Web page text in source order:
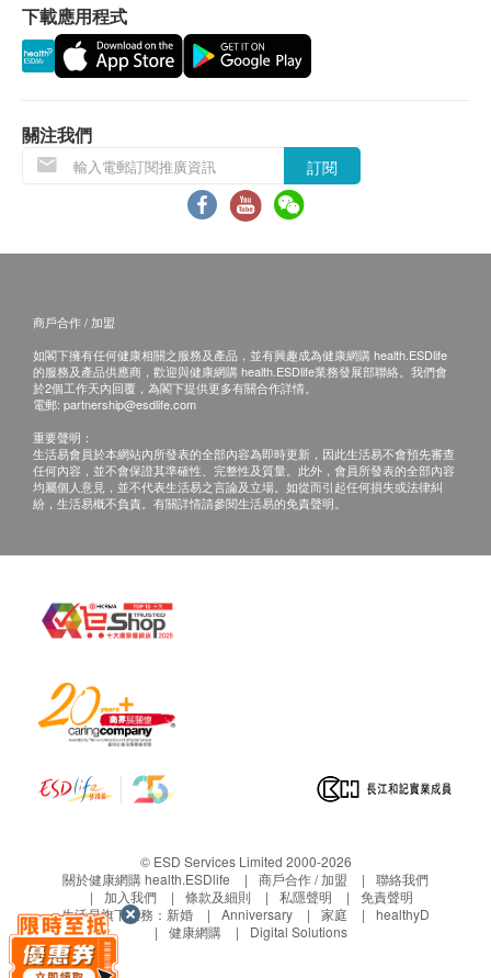
主要成份
天然小紅莓精華（標準化1.5%A型前花青素）
增體劑（植物纖維素），天然植物膠囊(水溶性植物多
醣體)，抗結劑（植物硬脂酸鎂，二氧化矽）
所有訂單須視乎相關貨品的供應情況再作最後確
認。倘若健康網購health.ESDlife未能提供任何訂
單上的貨品，健康網購health.ESDlife有權拒絕接
客再作安排。
貨品質量保證，於顧客收到產品當日起計，食用期
換貨條款
當顧客收取已訂購之貨品時，有責任檢查貨品是否
有損毀情況，一經確認簽收，恕不接受退換。
退換產品必須包裝完整，如退換之產品有任何殘缺
或過期退回，供應商有權不受理。
如有其他損壞或遺漏查詢，顧客必須保留有效收據
正本，並於送貨後3個工作天內按下列方式聯絡健
電郵: support@esdlife.com / 健康網購
下載應用程式
關注我們
訂閱
商戶合作 / 加盟
如閣下擁有任何健康相關之服務及產品，並有興趣成為健康網購 health.ESDlife
的服務及產品供應商，歡迎與健康網購 health.ESDlife業務發展部聯絡。我們會
於2個工作天內回覆，為閣下提供更多有關合作詳情。
電郵: partnership@esdlife.com
重要聲明：
生活易會員於本網站內所發表的全部內容為即時更新，因此生活易不會預先審查
任何內容，並不會保證其準確性、完整性及質量。此外，會員所發表的全部內容
均屬個人意見，並不代表生活易之言論及立場。如從而引起任何損失或法律糾
紛，生活易概不負責。有關詳情請參閱生活易的免責聲明。
© ESD Services Limited 2000-2026
關於健康網購 health.ESDlife
商戶合作 / 加盟
聯絡我們
加入我們
條款及細則 私隱聲明
免責聲明
生活易旗下業務： 新婚 Anniversary 家庭
healthyD
健康網購
Digital Solutions